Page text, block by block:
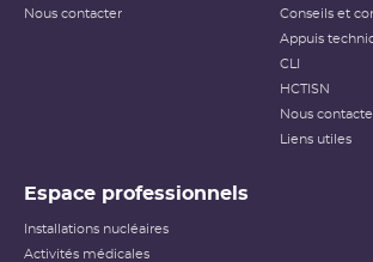
Elle ne s’applique pas aux événements ayant
habituellement utilisés pour classer les
reçue notamment) n’étant pas
Échelle INES pour le
classement des
Nous contacter
Conseils et
Appuis
CLI
HCTISN
Nous
Liens utiles
Espace professionnels
Installations nucléaires
Activités médicales